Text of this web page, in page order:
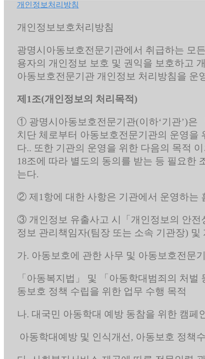
개인정보처리방침
개인정보보호처리방침
광명시아동보호전문기관에서 취급하는 모
용자의 개인정보 보호 및 권익을 보호하고
아동보호전문기관 개인정보 처리방침을 운
제1조(개인정보의 처리목적)
① 광명시아동보호전문기관(이하‘기관’)은
치단 체로부터 아동보호전문기관의 운영을
다.. 또한 기관의 운영을 위한 다음의 목적
18조에 따라 별도의 동의를 받는 등 필요한
는다.
② 제1항에 대한 사항은 기관에서 운영하는
③ 개인정보 유출사고 시「개인정보의 안전
정보 관리책임자(팀장 또는 소속 기관장)
가. 아동보호에 관한 사무 및 아동보호전문
「아동복지법」 및 「아동학대범죄의 처
동보호 정책 수립을 위한 업무 수행 목적
나. 대국민 아동학대 예방 동참을 위한 캠페
아동학대예방 및 인식개선, 아동보호 정책